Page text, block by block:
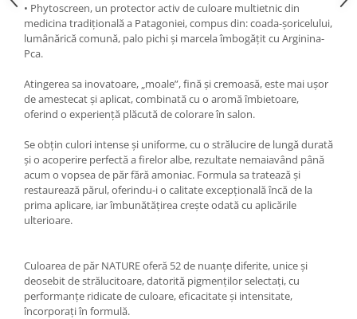
• Phytoscreen, un protector activ de culoare multietnic din
medicina tradițională a Patagoniei, compus din: coada-șoricelului,
lumânărică comună, palo pichi și marcela îmbogățit cu Arginina-
Pca.
Atingerea sa inovatoare, „moale”, fină și cremoasă, este mai ușor
de amestecat și aplicat, combinată cu o aromă îmbietoare,
oferind o experiență plăcută de colorare în salon.
Se obțin culori intense și uniforme, cu o strălucire de lungă durată
și o acoperire perfectă a firelor albe, rezultate nemaiavând până
acum o vopsea de păr fără amoniac. Formula sa tratează și
restaurează părul, oferindu-i o calitate excepțională încă de la
prima aplicare, iar îmbunătățirea crește odată cu aplicările
ulterioare.
Culoarea de păr NATURE oferă 52 de nuanțe diferite, unice și
deosebit de strălucitoare, datorită pigmenților selectați, cu
performanțe ridicate de culoare, eficacitate și intensitate,
încorporați în formulă.